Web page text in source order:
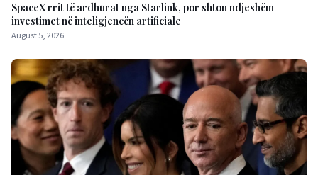
SpaceX rrit të ardhurat nga Starlink, por shton ndjeshëm
investimet në inteligjencën artificiale
August 5, 2026